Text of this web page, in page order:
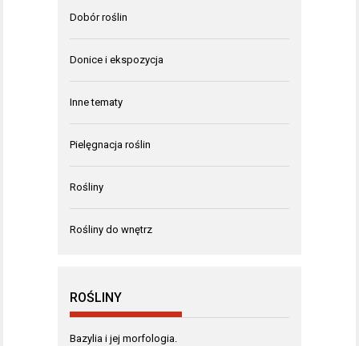
Dobór roślin
Donice i ekspozycja
Inne tematy
Pielęgnacja roślin
Rośliny
Rośliny do wnętrz
ROŚLINY
Bazylia i jej morfologia.